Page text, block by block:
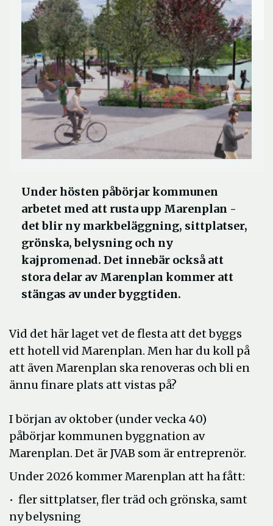
Under hösten påbörjar kommunen
arbetet med att rusta upp Marenplan -
det blir ny markbeläggning, sittplatser,
grönska, belysning och ny
kajpromenad. Det innebär också att
stora delar av Marenplan kommer att
stängas av under byggtiden.
Vid det här laget vet de flesta att det byggs
ett hotell vid Marenplan. Men har du koll på
att även Marenplan ska renoveras och bli en
ännu finare plats att vistas på?
I början av oktober (under vecka 40)
påbörjar kommunen byggnation av
Marenplan. Det är JVAB som är entreprenör.
Under 2026 kommer Marenplan att ha fått:
• fler sittplatser, fler träd och grönska, samt
ny belysning